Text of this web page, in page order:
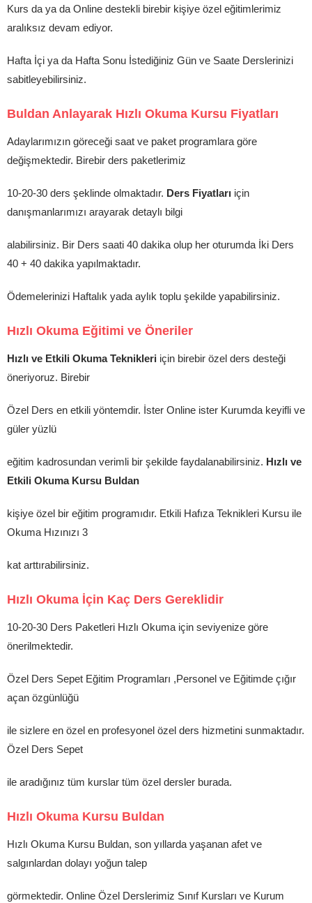
Kurs da ya da Online destekli birebir kişiye özel eğitimlerimiz
aralıksız devam ediyor.
Hafta İçi ya da Hafta Sonu İstediğiniz Gün ve Saate Derslerinizi
sabitleyebilirsiniz.
Buldan Anlayarak Hızlı Okuma Kursu Fiyatları
Adaylarımızın göreceği saat ve paket programlara göre
değişmektedir. Birebir ders paketlerimiz
10-20-30 ders şeklinde olmaktadır. Ders Fiyatları için
danışmanlarımızı arayarak detaylı bilgi
alabilirsiniz. Bir Ders saati 40 dakika olup her oturumda İki Ders
40 + 40 dakika yapılmaktadır.
Ödemelerinizi Haftalık yada aylık toplu şekilde yapabilirsiniz.
Hızlı Okuma Eğitimi ve Öneriler
Hızlı ve Etkili Okuma Teknikleri için birebir özel ders desteği
öneriyoruz. Birebir
Özel Ders en etkili yöntemdir. İster Online ister Kurumda keyifli ve
güler yüzlü
eğitim kadrosundan verimli bir şekilde faydalanabilirsiniz. Hızlı ve
Etkili Okuma Kursu Buldan
kişiye özel bir eğitim programıdır. Etkili Hafıza Teknikleri Kursu ile
Okuma Hızınızı 3
kat arttırabilirsiniz.
Hızlı Okuma İçin Kaç Ders Gereklidir
10-20-30 Ders Paketleri Hızlı Okuma için seviyenize göre
önerilmektedir.
Özel Ders Sepet Eğitim Programları ,Personel ve Eğitimde çığır
açan özgünlüğü
ile sizlere en özel en profesyonel özel ders hizmetini sunmaktadır.
Özel Ders Sepet
ile aradığınız tüm kurslar tüm özel dersler burada.
Hızlı Okuma Kursu Buldan
Hızlı Okuma Kursu Buldan, son yıllarda yaşanan afet ve
salgınlardan dolayı yoğun talep
görmektedir. Online Özel Derslerimiz Sınıf Kursları ve Kurum